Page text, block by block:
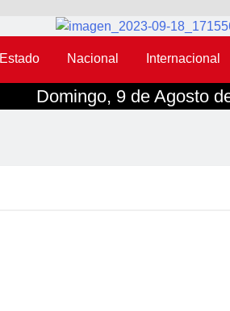
Estado Nacional Internacional
Domingo, 9 de Agosto